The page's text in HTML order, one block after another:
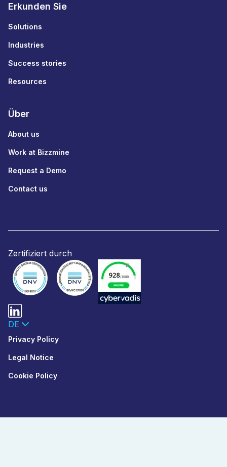
Erkunden Sie
Solutions
Industries
Success stories
Resources
Über
About us
Work at Bizzmine
Request a Demo
Contact us
Zertifiziert durch
DE
Privacy Policy
Legal Notice
Cookie Policy